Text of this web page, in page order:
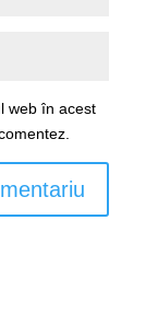
web în acest